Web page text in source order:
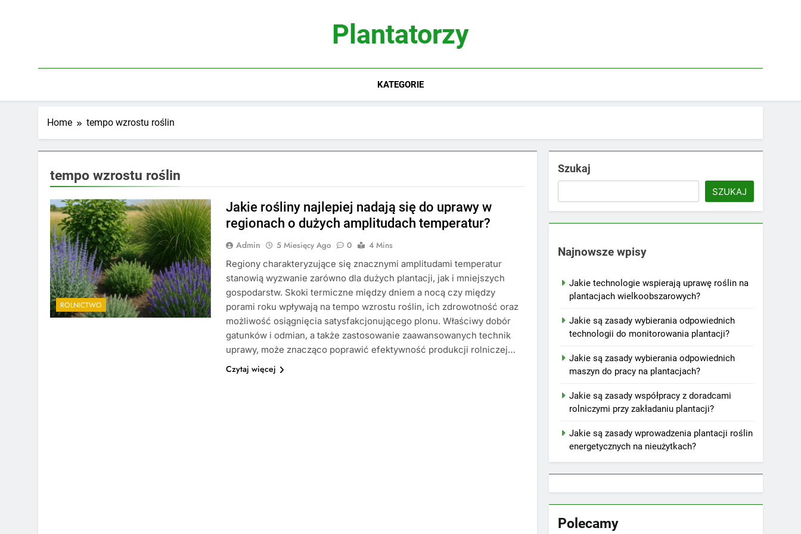
Plantatorzy
KATEGORIE
Home tempo wzrostu roślin
tempo wzrostu roślin
ROLNICTWO
Jakie rośliny najlepiej nadają się do uprawy w
regionach o dużych amplitudach temperatur?
Admin 5 Miesięcy Ago 0
4 Mins
Regiony charakteryzujące się znacznymi amplitudami temperatur
stanowią wyzwanie zarówno dla dużych plantacji, jak i mniejszych
gospodarstw. Skoki termiczne między dniem a nocą czy między
porami roku wpływają na tempo wzrostu roślin, ich zdrowotność oraz
możliwość osiągnięcia satysfakcjonującego plonu. Właściwy dobór
gatunków i odmian, a także zastosowanie zaawansowanych technik
uprawy, może znacząco poprawić efektywność produkcji rolniczej…
Czytaj więcej
Szukaj
SZUKAJ
Najnowsze wpisy
Jakie technologie wspierają uprawę roślin na
plantacjach wielkoobszarowych?
Jakie są zasady wybierania odpowiednich
technologii do monitorowania plantacji?
Jakie są zasady wybierania odpowiednich
maszyn do pracy na plantacjach?
Jakie są zasady współpracy z doradcami
rolniczymi przy zakładaniu plantacji?
Jakie są zasady wprowadzenia plantacji roślin
energetycznych na nieużytkach?
Polecamy